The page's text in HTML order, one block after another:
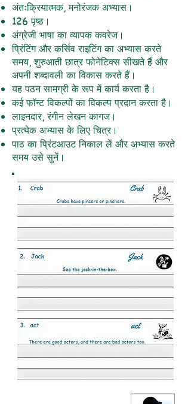
अंतःक्रियात्मक, मनोरंजक अभ्यास।
126 पृष्ठ।
अंग्रेजी भाषा का व्यापक कवरेज।
प्रिंटिंग और कर्सिव राइटिंग का अभ्यास करते
समय, शुरुआती छात्र फोनेटिक्स सीखते हैं और
अपनी शब्दावली का विकास करते हैं।
यह पठन सामग्री के रूप में कार्य करता है।
कई फॉन्ट विकल्पों का विकल्प प्रदान करता है।
लाइनदार, रंगीन लेखन कागज।
प्रत्येक अभ्यास के लिए चित्र।
पाठ का प्रिंटआउट निकाल लें और अभ्यास करते
समय उसे सुनें।